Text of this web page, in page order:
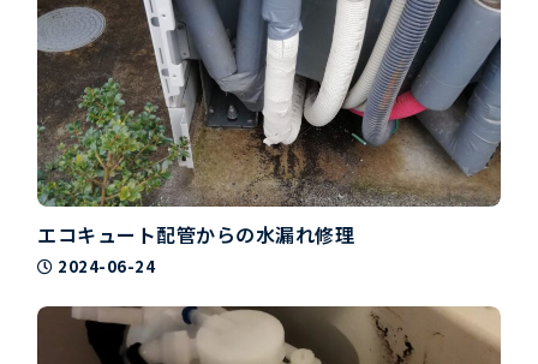
エコキュート配管からの水漏れ修理
2024-06-24